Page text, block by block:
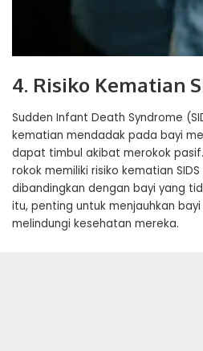
4. Risiko Kematian
Sudden Infant Death Syndrome
kematian mendadak pada bayi
dapat timbul akibat merokok
rokok memiliki risiko kematian
dibandingkan dengan bayi yang
itu, penting untuk menjauhkan
melindungi kesehatan mereka.